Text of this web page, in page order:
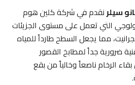
سيلرنقدم في شركة كلين هوم
التي تعمل على مستوى الجزيئات
مما يجعل السطح طارداً للمياه
ضرورية جداً لمطابخ القصور
الرخام ناصعاً وخالياً من بقع